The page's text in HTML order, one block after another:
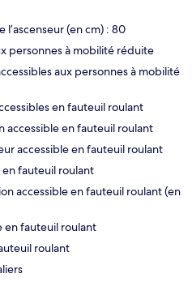
l’ascenseur (en cm) : 80
personnes à mobilité réduite
aux personnes à mobilité
en fauteuil roulant
accessible en fauteuil roulant
accessible en fauteuil roulant
en fauteuil roulant
accessible en fauteuil roulant (en
en fauteuil roulant
roulant